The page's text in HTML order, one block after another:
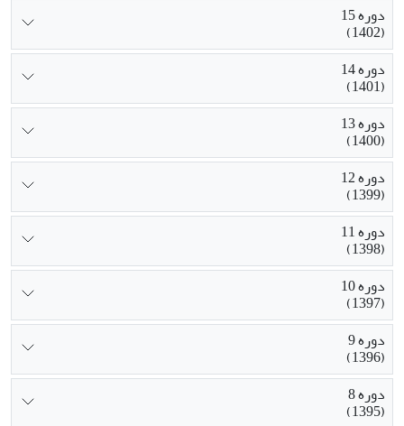
دوره 15
(1402)
دوره 14
(1401)
دوره 13
(1400)
دوره 12
(1399)
دوره 11
(1398)
دوره 10
(1397)
دوره 9
(1396)
دوره 8
(1395)